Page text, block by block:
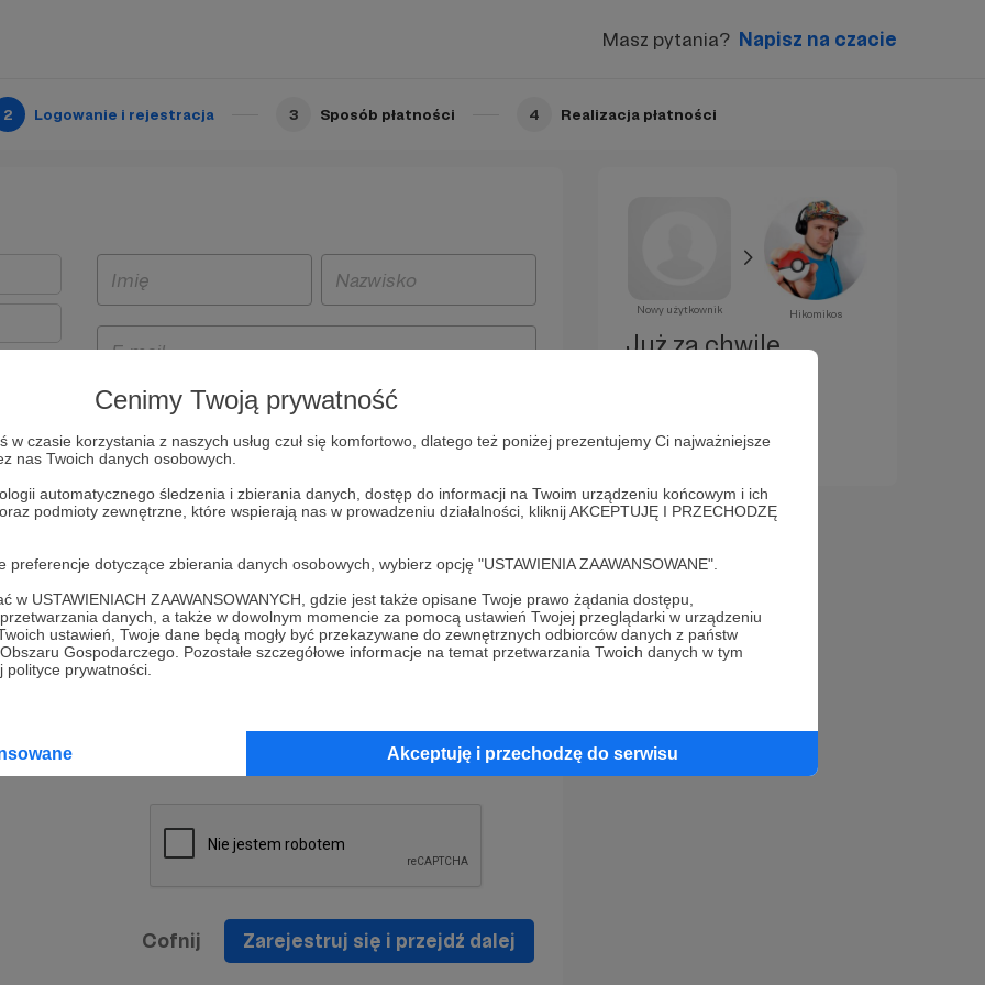
Cenimy Twoją prywatność
w czasie korzystania z naszych usług czuł się komfortowo, dlatego też poniżej prezentujemy Ci najważniejsze
nas Twoich danych osobowych.
automatycznego śledzenia i zbierania danych, dostęp do informacji na Twoim urządzeniu końcowym i ich
podmioty zewnętrzne, które wspierają nas w prowadzeniu działalności, kliknij AKCEPTUJĘ I PRZECHODZĘ
dotyczące zbierania danych osobowych, wybierz opcję "USTAWIENIA ZAAWANSOWANE".
w USTAWIENIACH ZAAWANSOWANYCH, gdzie jest także opisane Twoje prawo żądania dostępu,
danych, a także w dowolnym momencie za pomocą ustawień Twojej przeglądarki w urządzeniu
ustawień, Twoje dane będą mogły być przekazywane do zewnętrznych odbiorców danych z państw
Gospodarczego. Pozostałe szczegółowe informacje na temat przetwarzania Twoich danych w tym
prywatności.
Akceptuję i przechodzę do serwisu
Masz pytania? Napisz na czacie
2 Logowanie i rejestracja 3 Sposób płatności 4 Realizacja płatności
i
będą
z
prawo
na
Politykę Prywatności
* Wyrażam zgodę na przetwarzanie moich danych
osobowych podanych w formularzu rejestracyjnym w celu
prawidłowego świadczenia usług serwisu Patronite.
informacji handlowych - newslettera. Opcja ta może zostać
Cofnij Zarejestruj się i przejdź dalej
Nowy użytkownik Hikomikos
Już za chwilę